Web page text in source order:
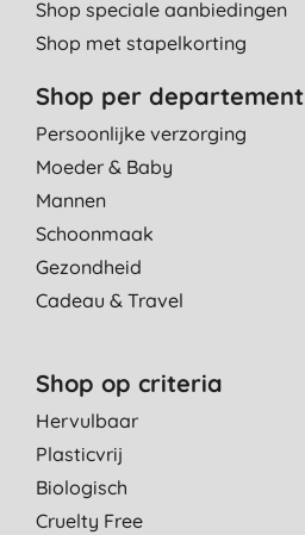
Shop speciale aanbiedingen
Shop met stapelkorting
Shop per departement
Persoonlijke verzorging
Moeder & Baby
Mannen
Schoonmaak
Gezondheid
Cadeau & Travel
Shop op criteria
Hervulbaar
Plasticvrij
Biologisch
Cruelty Free